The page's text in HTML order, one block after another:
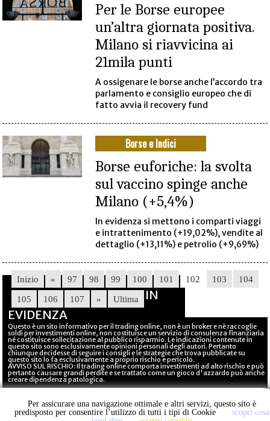
Per le Borse europee
un’altra giornata positiva.
Milano si riavvicina ai
21mila punti
A ossigenare le borse anche l’accordo tra
parlamento e consiglio europeo che di
fatto avvia il recovery fund
Borse e Indici
Borse euforiche: la svolta
sul vaccino spinge anche
Milano (+5,4%)
In evidenza si mettono i comparti viaggi
e intrattenimento (+19,02%), vendite al
dettaglio (+13,11%) e petrolio (+9,69%)
Inizio « 97 98 99 100 101 102 103 104
105 106 107 » Ultima
IN
EVIDENZA
Questo è un sito informativo per il trading online, non è un broker e nè raccoglie
soldi per investimenti online, non costituisce un servizio di consulenza finanziaria
né costituisce sollecitazione al pubblico risparmio. Le indicazioni contenute in
questo sito sono esclusivamente opinioni personali degli autori. Pertanto
chiunque decidesse di seguire i consigli e le strategie che trova pubblicate su
questo sito lo fa esclusivamente a proprio rischio e pericolo.
AVVISO SUL RISCHIO: Il trading online comporta investimenti ad alto rischio e può
pertanto causare grandi perdite e se trattato come un gioco d'azzardo può anche
creare dipendenza patologica.
testata giornalistica in quanto viene aggiornato senza alcuna periodicità
COOKIE POLICY
T&C (Terms&Conditions)
CONTATTI
Per assicurare una navigazione ottimale e altri servizi, questo sito è
predisposto per consentire l’utilizzo di tutti i tipi di Cookie
scopri cosa